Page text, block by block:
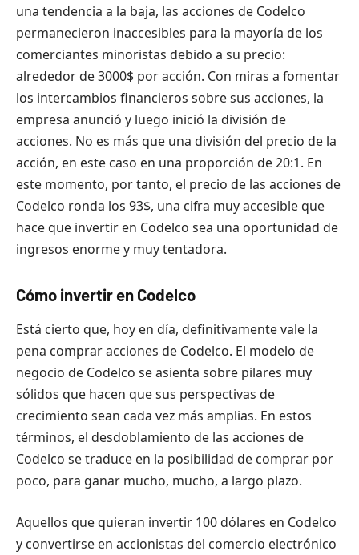
una tendencia a la baja, las acciones de Codelco
permanecieron inaccesibles para la mayoría de los
comerciantes minoristas debido a su precio:
alrededor de 3000$ por acción. Con miras a fomentar
los intercambios financieros sobre sus acciones, la
empresa anunció y luego inició la división de
acciones. No es más que una división del precio de la
acción, en este caso en una proporción de 20:1. En
este momento, por tanto, el precio de las acciones de
Codelco ronda los 93$, una cifra muy accesible que
hace que invertir en Codelco sea una oportunidad de
ingresos enorme y muy tentadora.
Cómo invertir en Codelco
Está cierto que, hoy en día, definitivamente vale la
pena comprar acciones de Codelco. El modelo de
negocio de Codelco se asienta sobre pilares muy
sólidos que hacen que sus perspectivas de
crecimiento sean cada vez más amplias. En estos
términos, el desdoblamiento de las acciones de
Codelco se traduce en la posibilidad de comprar por
poco, para ganar mucho, mucho, a largo plazo.
Aquellos que quieran invertir 100 dólares en Codelco
y convertirse en accionistas del comercio electrónico